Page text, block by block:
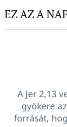
toEZ AZ A
A Jer 2,13
gyökere
forrását,